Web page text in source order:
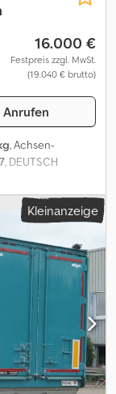
16.000 €
Festpreis zzgl. MwSt.
(19.040 € brutto)
Anrufen
, Achsen-
, DEUTSCH
kompletten
Informationen in
Reish R24
deutsche
35.000
HU:
Bereifung: 385/65 R
Innenmaß:
Elektrisches
digital
COC M. BUFANO
Español,
Kleinanzeige